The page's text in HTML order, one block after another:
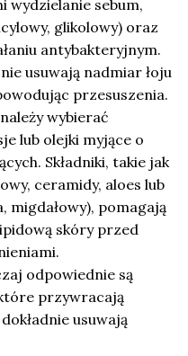
wydzielanie sebum,
glikolowy) oraz
antybakteryjnym.
usuwają nadmiar łoju
przesuszenia.
należy wybierać
lub olejki myjące o
Składniki, takie jak
ceramidy, aloes lub
migdałowy), pomagają
skóry przed
odpowiednie są
przywracają
usuwają